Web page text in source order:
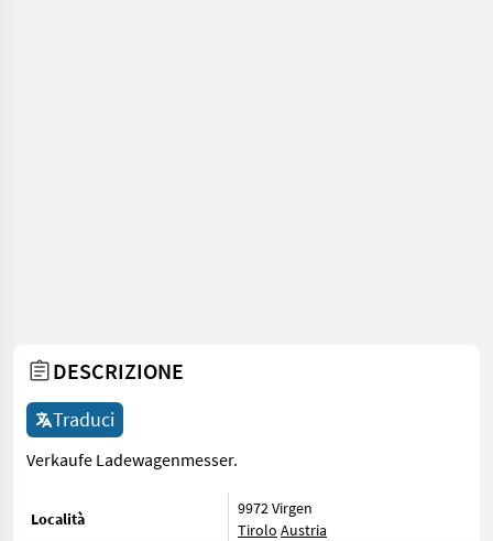
DESCRIZIONE
Traduci
Verkaufe Ladewagenmesser.
Località
9972 Virgen
Tirolo Austria